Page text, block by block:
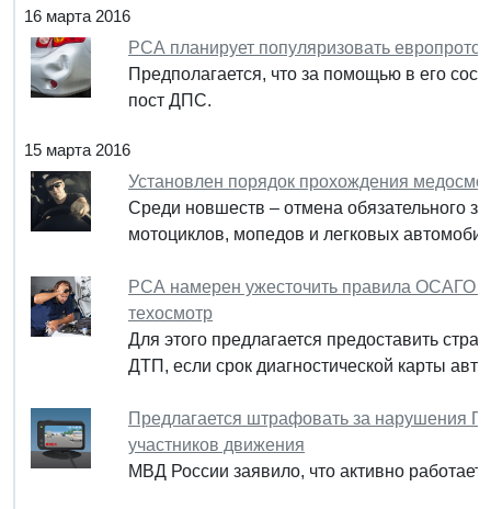
16 марта 2016
РСА планирует популяризовать
Предполагается, что за помощью в его
пост ДПС.
15 марта 2016
Установлен порядок прохождения
Среди новшеств – отмена обязательного
мотоциклов, мопедов и легковых
РСА намерен ужесточить правила ОСАГО
техосмотр
Для этого предлагается предоставить
ДТП, если срок диагностической карты
Предлагается штрафовать за нарушения
участников движения
МВД России заявило, что активно